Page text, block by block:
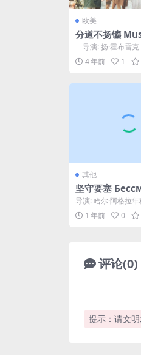
欧美
分道不扬镳
omáhat (2000)
导演: 扬·霍布雷克
布雷克 / 培特...
4 年前 1
其他
坚守要塞
гарнизон
导演: 哈尔·阿格拉
坦丁·西蒙诺夫 主演:
罗夫 ...
1 年前 0
评论(0)
提示：请文